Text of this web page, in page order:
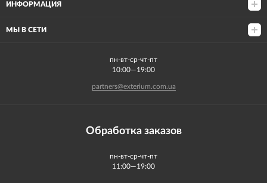
ИНФОРМАЦИЯ
МЫ В СЕТИ
пн-вт-ср-чт-пт
10:00—19:00
partners@exterium.com.ua
Обработка заказов
пн-вт-ср-чт-пт
11:00—19:00